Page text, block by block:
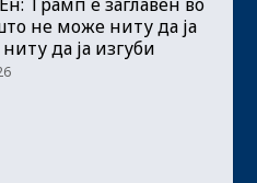
не може ниту да ја
да ја изгуби